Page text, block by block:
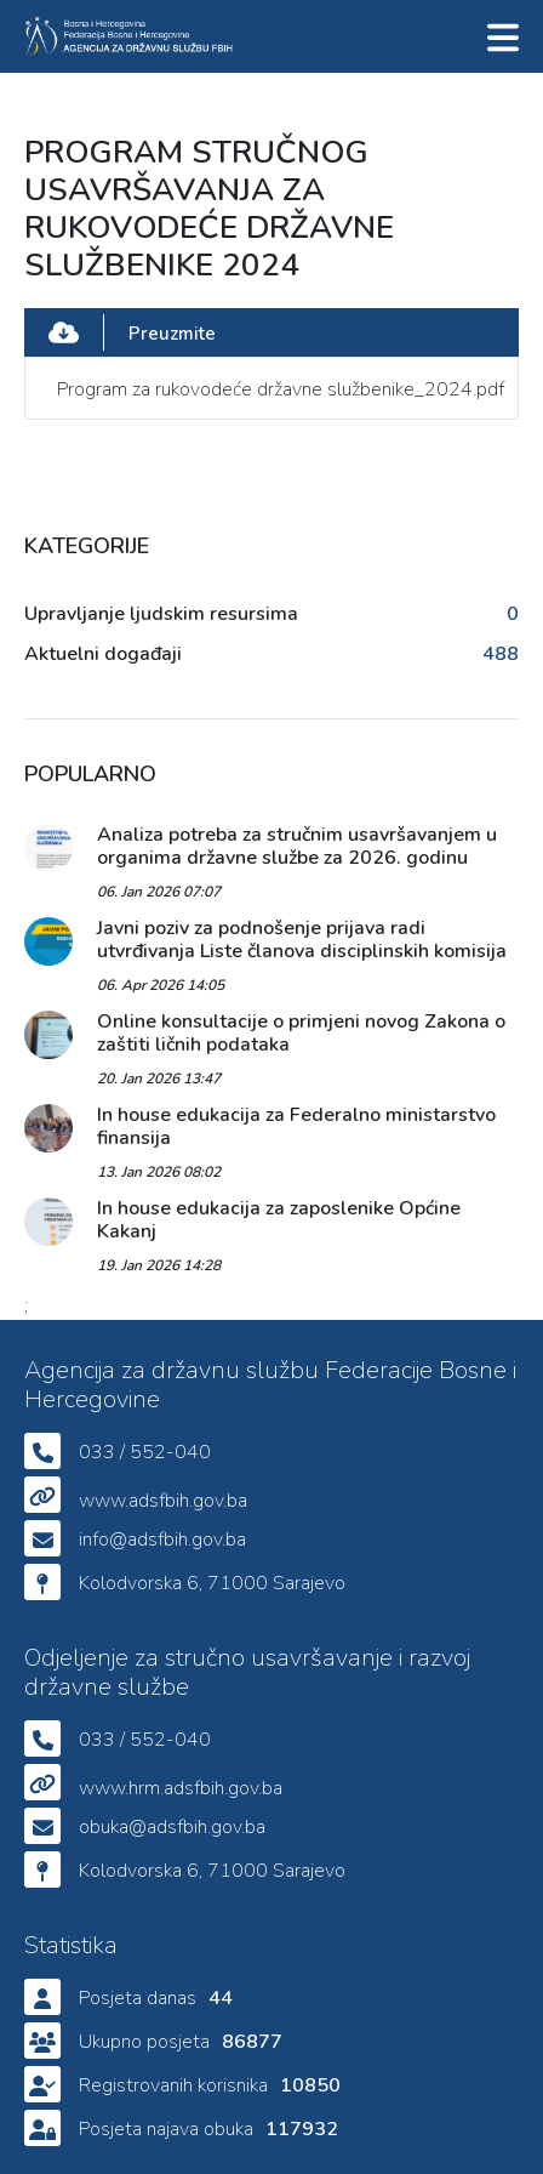
PROGRAM STRUČNOG
USAVRŠAVANJA ZA
RUKOVODEĆE DRŽAVNE
SLUŽBENIKE 2024
Preuzmite
Program za rukovodeće državne službenike_2024.pdf
KATEGORIJE
Upravljanje ljudskim resursima
0
Aktuelni događaji
488
POPULARNO
Analiza potreba za stručnim usavršavanjem u
organima državne službe za 2026. godinu
06. Jan 2026 07:07
Javni poziv za podnošenje prijava radi
utvrđivanja Liste članova disciplinskih komisija
06. Apr 2026 14:05
Online konsultacije o primjeni novog Zakona o
zaštiti ličnih podataka
20. Jan 2026 13:47
In house edukacija za Federalno ministarstvo
finansija
13. Jan 2026 08:02
In house edukacija za zaposlenike Općine
Kakanj
19. Jan 2026 14:28
;
Agencija za državnu službu Federacije Bosne i
Hercegovine
033 / 552-040
www.adsfbih.gov.ba
info@adsfbih.gov.ba
Kolodvorska 6, 71000 Sarajevo
Odjeljenje za stručno usavršavanje i razvoj
državne službe
033 / 552-040
www.hrm.adsfbih.gov.ba
obuka@adsfbih.gov.ba
Kolodvorska 6, 71000 Sarajevo
Statistika
Posjeta danas 44
Ukupno posjeta 86877
Registrovanih korisnika 10850
Posjeta najava obuka 117932